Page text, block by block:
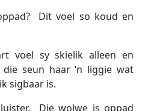
Dit voel so koud en
voel sy skielik alleen en
seun haar ‘n liggie wat
sigbaar is.
Die wolwe is oppad